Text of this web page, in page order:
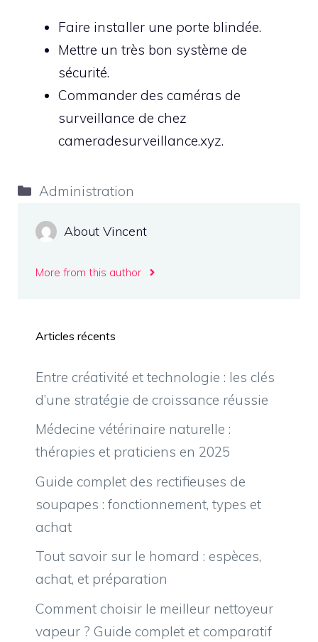
Faire installer une porte blindée.
Mettre un très bon système de
sécurité.
Commander des caméras de
surveillance de chez
cameradesurveillance.xyz.
Catégories
Administration
About Vincent
More from this author
Articles récents
Entre créativité et technologie : les clés
d’une stratégie de croissance réussie
Médecine vétérinaire naturelle :
thérapies et praticiens en 2025
Guide complet des rectifieuses de
soupapes : fonctionnement, types et
achat
Tout savoir sur le homard : espèces,
achat, et préparation
Comment choisir le meilleur nettoyeur
vapeur ? Guide complet et comparatif